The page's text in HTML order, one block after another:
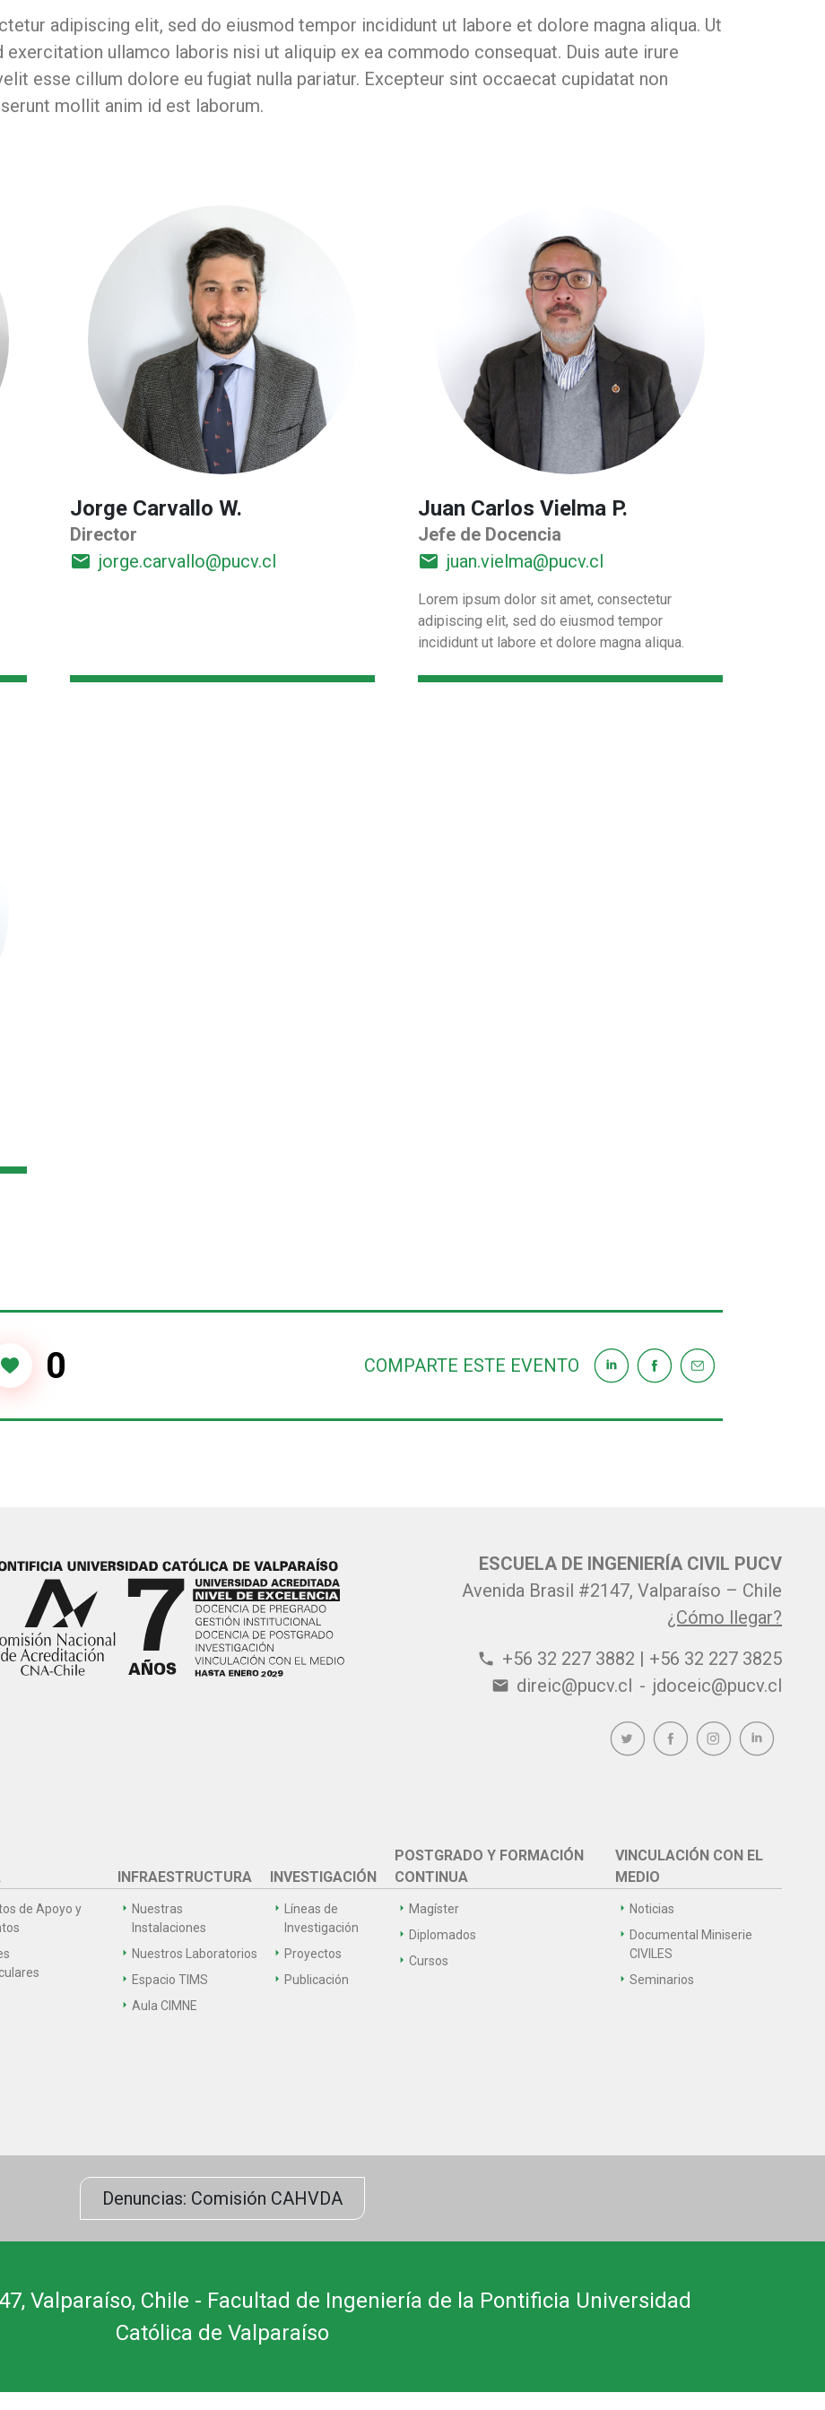
adipiscing elit, sed do eiusmod tempor incididunt ut labore et dolore magna aliqua. Ut
exercitation ullamco laboris nisi ut aliquip ex ea commodo consequat. Duis aute irure
esse cillum dolore eu fugiat nulla pariatur. Excepteur sint occaecat cupidatat non
mollit anim id est laborum.
Jorge Carvallo W.
Director
email jorge.carvallo@pucv.cl
Juan Carlos Vielma P.
Jefe de Docencia
email juan.vielma@pucv.cl
Lorem ipsum dolor sit amet, consectetur
adipiscing elit, sed do eiusmod tempor
incididunt ut labore et dolore magna aliqua.
0 COMPARTE ESTE EVENTO
ESCUELA DE INGENIERÍA CIVIL PUCV
Avenida Brasil #2147, Valparaíso – Chile
¿Cómo llegar?
phone +56 32 227 3882 | +56 32 227 3825
email direic@pucv.cl - jdoceic@pucv.cl
de Apoyo y
INFRAESTRUCTURA
Nuestras
Instalaciones
Nuestros Laboratorios
Espacio TIMS
Aula CIMNE
INVESTIGACIÓN
Líneas de
Investigación
Proyectos
Publicación
POSTGRADO Y FORMACIÓN
CONTINUA
Magíster
Diplomados
Cursos
VINCULACIÓN CON EL
MEDIO
Noticias
Documental Miniserie
CIVILES
Seminarios
Denuncias: Comisión CAHVDA
Valparaíso, Chile - Facultad de Ingeniería de la Pontificia Universidad
Católica de Valparaíso